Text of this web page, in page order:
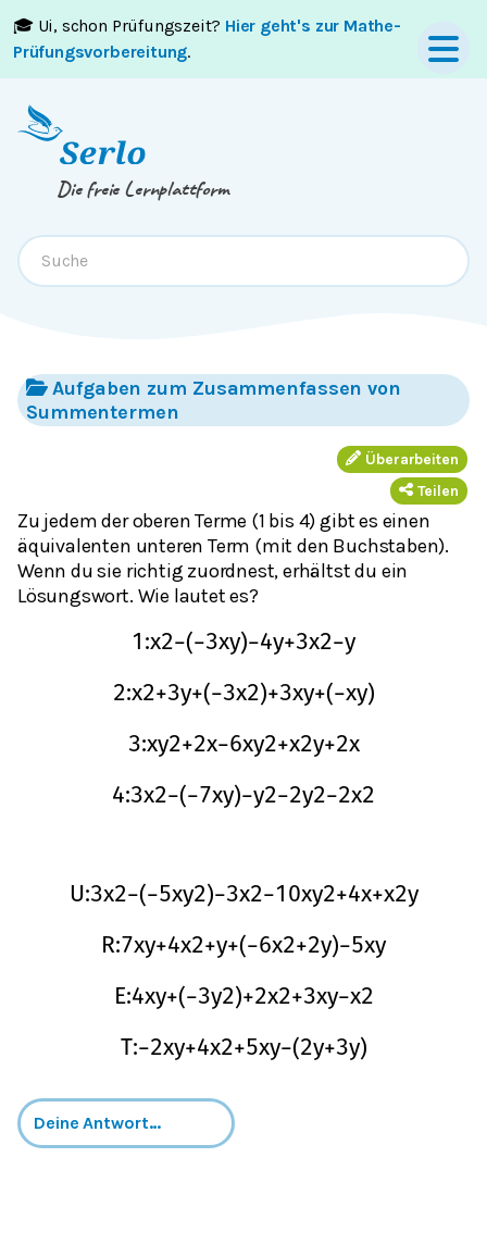
🎓 Ui, schon Prüfungszeit? Hier geht's zur Mathe-
Prüfungsvorbereitung.
Springe zumInhaltoderFooter
Die freie Lernplattform
Aufgaben zum Zusammenfassen von
Summentermen
Überarbeiten
Teilen
Zu jedem der oberen Terme (1 bis 4) gibt es einen
äquivalenten unteren Term (mit den Buchstaben).
Wenn du sie richtig zuordnest, erhältst du ein
Lösungswort. Wie lautet es?
1 :x2−(−3xy)−4y+3x2−y
2:x2+3y+(−3x2)+3xy+(−xy)
3:xy2+2x−6xy2+x2y+2x
4:3x2−(−7xy)−y2−2y2−2x2
U:3x2−(−5xy2)−3x2−10xy2+4x+x2y
R:7xy+4x2+y+(−6x2+2y)−5xy
E:4xy+(−3y2)+2x2+3xy−x2
T:−2xy+4x2+5xy−(2y+3y)